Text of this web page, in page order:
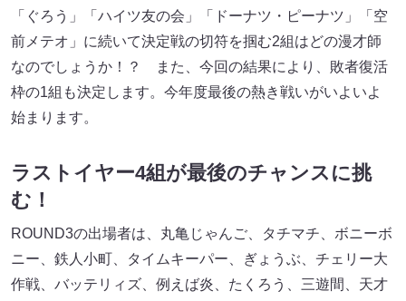
「ぐろう」「ハイツ友の会」「ドーナツ・ピーナツ」「空
前メテオ」に続いて決定戦の切符を掴む2組はどの漫才師
なのでしょうか！？ また、今回の結果により、敗者復活
枠の1組も決定します。今年度最後の熱き戦いがいよいよ
始まります。
ラストイヤー4組が最後のチャンスに挑
む！
ROUND3の出場者は、丸亀じゃんご、タチマチ、ボニーボ
ニー、鉄人小町、タイムキーパー、ぎょうぶ、チェリー大
作戦、バッテリィズ、例えば炎、たくろう、三遊間、天才